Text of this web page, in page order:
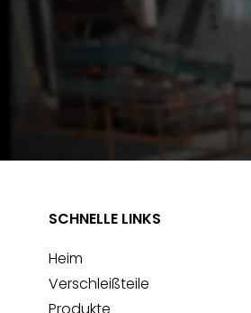
SCHNELLE LINKS
Heim
Verschleißteile